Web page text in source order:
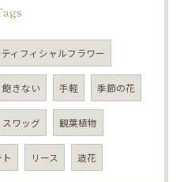
ティフィシャルフラワー
飽きない 手軽 季節の花
スワッグ 観葉植物
リース 造花